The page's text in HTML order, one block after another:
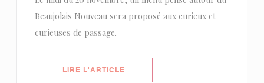
Beaujolais Nouveau sera proposé aux curieux et
curieuses de passage.
LIRE L'ARTICLE((OUVRE UNE NOUVELLE